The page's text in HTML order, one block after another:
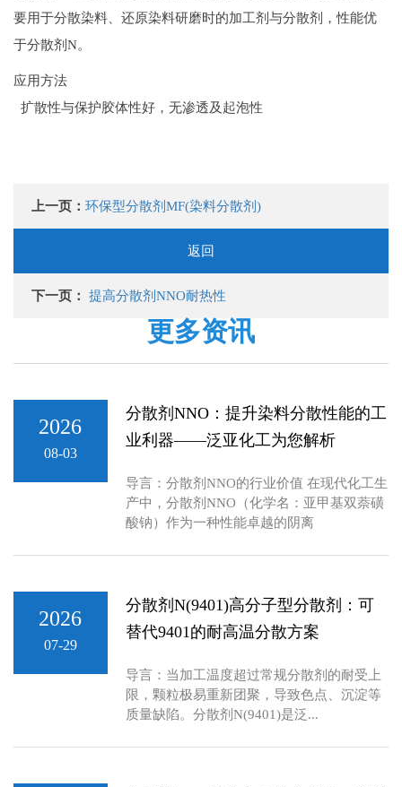
要用于分散染料、还原染料研磨时的加工剂与分散剂，性能优
于分散剂N。
应用方法
扩散性与保护胶体性好，无渗透及起泡性
上一页： 环保型分散剂MF(染料分散剂)
返回
下一页： 提高分散剂NNO耐热性
更多资讯
2026
08-03
分散剂NNO：提升染料分散性能的工
业利器——泛亚化工为您解析
导言：分散剂NNO的行业价值 在现代化工生
产中，分散剂NNO（化学名：亚甲基双萘磺
酸钠）作为一种性能卓越的阴离
2026
07-29
分散剂N(9401)高分子型分散剂：可
替代9401的耐高温分散方案
导言：当加工温度超过常规分散剂的耐受上
限，颗粒极易重新团聚，导致色点、沉淀等
质量缺陷。分散剂N(9401)是泛...